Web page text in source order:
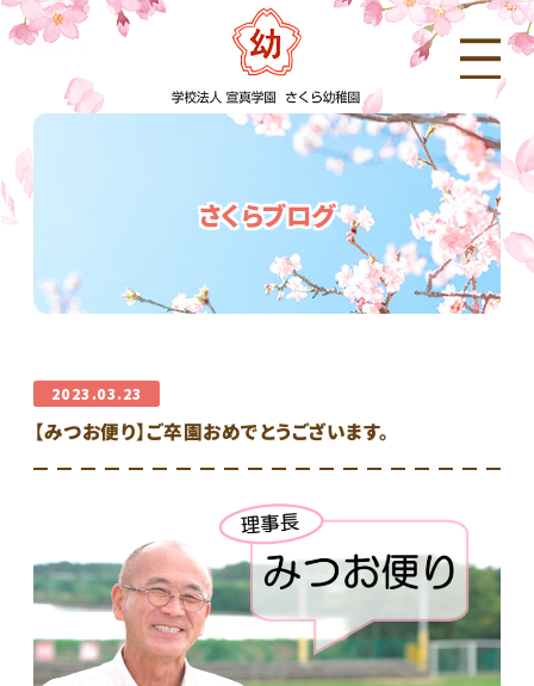
さくらブログ
2023.03.23
【みつお便り】ご卒園おめでとうございます。